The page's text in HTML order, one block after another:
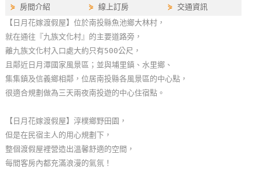
網
紅
帶
你
玩
玩
樂
地
圖
⋟ 房間介紹 ⋟線上訂房 ⋟ 交通資訊
【日月花嫁渡假屋】位於南投縣魚池鄉大林村，
就在通往『九族文化村』的主要道路旁，
離九族文化村入口處大約只有500公尺，
且鄰近日月潭國家風景區；並與埔里鎮、水里鄉、
集集鎮及信義鄉相鄰，位居南投縣各風景區的中心點，
很適合規劃做為三天兩夜南投遊的中心住宿點。
【日月花嫁渡假屋】淳樸鄉野田園，
但是在民宿主人的用心規劃下，
整個渡假屋裡營造出溫馨舒適的空間，
每間客房內都充滿浪漫的氣氛！